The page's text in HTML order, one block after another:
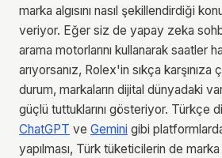
marka algısını nasıl şekillendirdiği
veriyor. Eğer siz de yapay zeka
arama motorlarını kullanarak saatler
arıyorsanız, Rolex'in sıkça karşınıza
durum, markaların dijital dünyadaki
güçlü tuttuklarını gösteriyor. Türkçe
ChatGPT ve Gemini gibi
yapılması, Türk tüketicilerin de